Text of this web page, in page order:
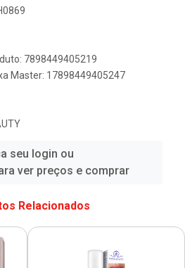
7898449405219
Master: 17898449405247
seu login ou
ver preços e comprar
Relacionados